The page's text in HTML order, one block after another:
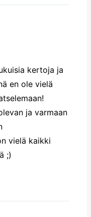
kertoja ja
en ole vielä
ja varmaan
vielä kaikki
;)